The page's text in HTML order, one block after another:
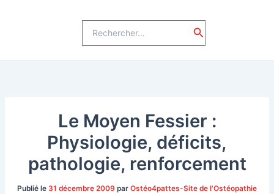
Rechercher
Le Moyen Fessier :
Physiologie, déficits,
pathologie, renforcement
Publié le 31 décembre 2009 par Ostéo4pattes-Site de l'Ostéopathie